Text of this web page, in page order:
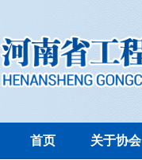
首页 关于协会